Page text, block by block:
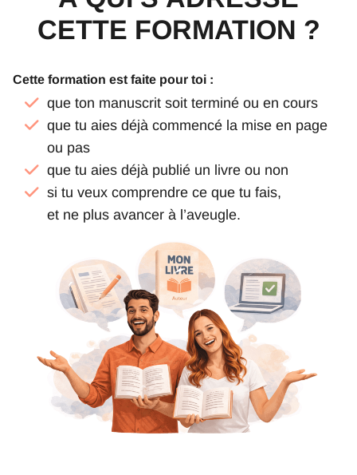
CETTE FORMATION ?
Cette formation est faite pour toi :
que ton manuscrit soit terminé ou en cours
que tu aies déjà commencé la mise en page
ou pas
que tu aies déjà publié un livre ou non
si tu veux comprendre ce que tu fais,
et ne plus avancer à l’aveugle.